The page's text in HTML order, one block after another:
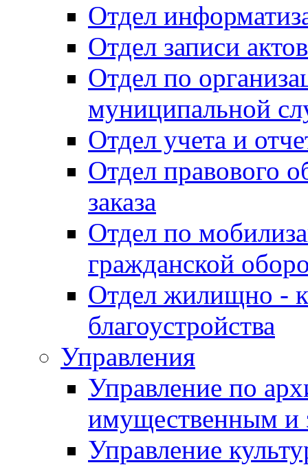
Отдел
Отдел записи
Отдел по
муниципальной
Отдел учета и
Отдел правового
заказа
Отдел по
гражданской
Отдел жилищно -
благоустройства
Управления
Управление по
имущественным и
Управление